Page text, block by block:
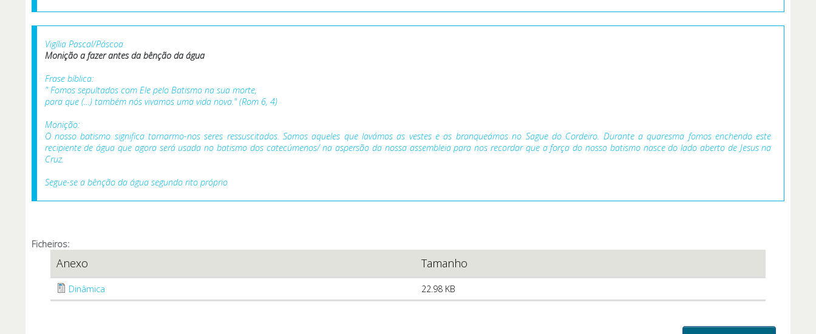
Vigília Pascal/Páscoa
Monição a fazer antes da bênção da água
Frase bíblica:
" Fomos sepultados com Ele pelo Batismo na sua morte,
para que (…) também nós vivamos uma vida nova." (Rom 6, 4)
Monição:
O nosso batismo significa tornarmo-nos seres ressuscitados. Somos aqueles que lavámos as vestes e as branqueámos no Sague do Cordeiro. Durante a quaresma fomos enchendo este
recipiente de água que agora será usada no batismo dos catecúmenos/ na aspersão da nossa assembleia para nos recordar que a força do nosso batismo nasce do lado aberto de Jesus na
Cruz.
Segue-se a bênção da água segundo rito próprio
Ficheiros:
Anexo Tamanho
Dinâmica 22.98 KB